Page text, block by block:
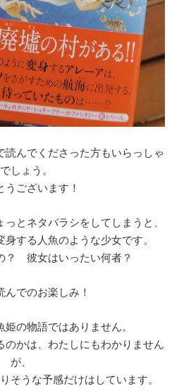
んでくださった方もいらっしゃ
しょう。
うございます！
とネタバラシをしてしまうと、
する人魚のような少女です。
？ 彼女はいったい何者？
んでのお楽しみ！
の物語ではありません。
のかは、わたしにもわかりません
が、
そうな予感だけはしています。